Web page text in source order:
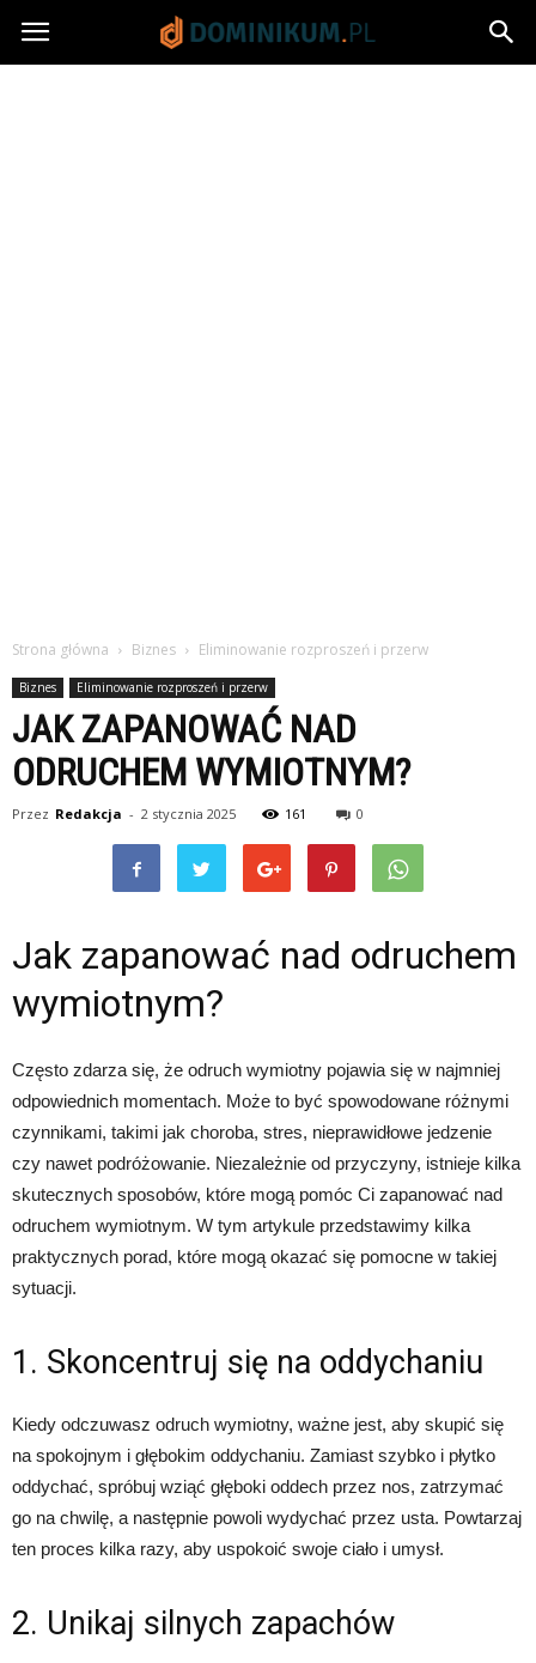
Dominikum.pl
Strona główna Biznes Eliminowanie rozproszeń i przerw
Biznes Eliminowanie rozproszeń i przerw
JAK ZAPANOWAĆ NAD
ODRUCHEM WYMIOTNYM?
Przez Redakcja - 2 stycznia 2025 161 0
Jak zapanować nad odruchem
wymiotnym?
Często zdarza się, że odruch wymiotny pojawia się w najmniej
odpowiednich momentach. Może to być spowodowane różnymi
czynnikami, takimi jak choroba, stres, nieprawidłowe jedzenie
czy nawet podróżowanie. Niezależnie od przyczyny, istnieje kilka
skutecznych sposobów, które mogą pomóc Ci zapanować nad
odruchem wymiotnym. W tym artykule przedstawimy kilka
praktycznych porad, które mogą okazać się pomocne w takiej
sytuacji.
1. Skoncentruj się na oddychaniu
Kiedy odczuwasz odruch wymiotny, ważne jest, aby skupić się
na spokojnym i głębokim oddychaniu. Zamiast szybko i płytko
oddychać, spróbuj wziąć głęboki oddech przez nos, zatrzymać
go na chwilę, a następnie powoli wydychać przez usta. Powtarzaj
ten proces kilka razy, aby uspokoić swoje ciało i umysł.
2. Unikaj silnych zapachów